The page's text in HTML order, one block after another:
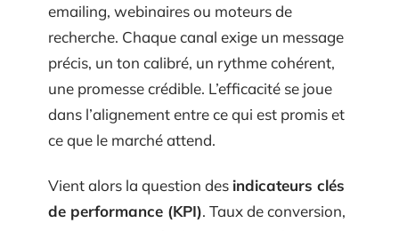
emailing, webinaires ou moteurs de
recherche. Chaque canal exige un message
précis, un ton calibré, un rythme cohérent,
une promesse crédible. L’efficacité se joue
dans l’alignement entre ce qui est promis et
ce que le marché attend.
Vient alors la question des indicateurs clés
de performance (KPI). Taux de conversion,